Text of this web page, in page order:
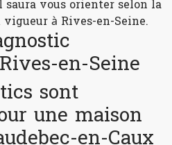
vous orienter selon la
à Rives-en-Seine.
en-Seine
sont
une maison
en-Caux